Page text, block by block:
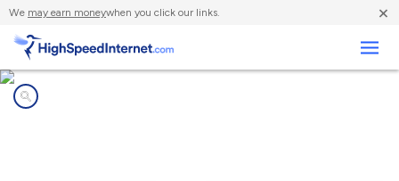
We may earn moneywhen you click our links. ×